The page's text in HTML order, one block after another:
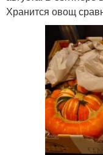
Хранится овощ